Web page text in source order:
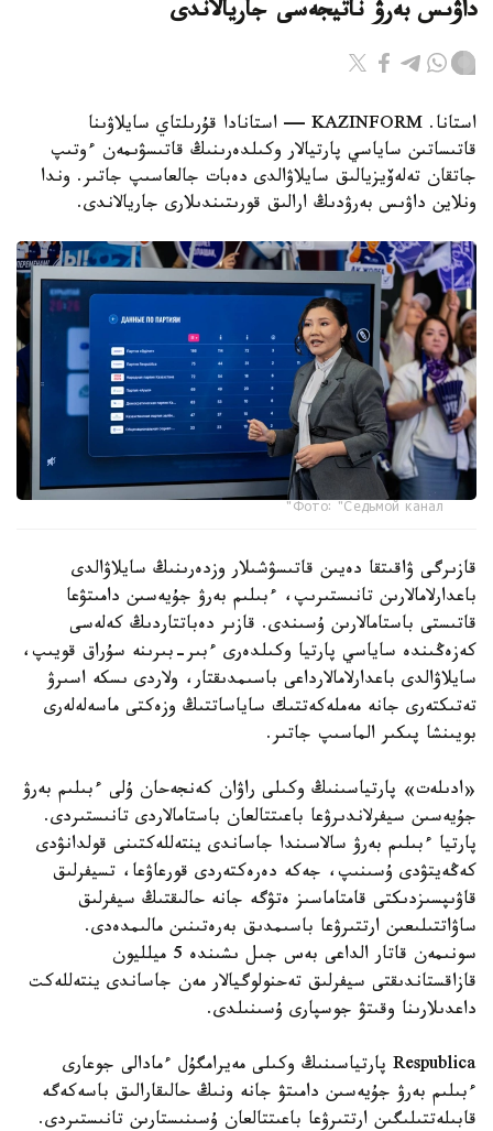
داۋىس بەرۋ ناتيجەسى جاريالاندى
استانا. KAZINFORM — استانادا قۇرىلتاي سايلاۋىنا
قاتىساتىن ساياسي پارتيالار وكىلدەرىنىڭ قاتىسۋىمەن ءوتىپ
جاتقان تەلەۆيزيالىق سايلاۋالدى دەبات جالعاسىپ جاتىر. وندا
ونلاين داۋىس بەرۋدىڭ ارالىق قورىتىندىلارى جاريالاندى.
Фото: "Седьмой канал"
قازىرگى ۋاقىتقا دەيىن قاتىسۋشىلار وزدەرىنىڭ سايلاۋالدى
باعدارلامالارىن تانىستىرىپ، ءبىلىم بەرۋ جۇيەسىن دامىتۋعا
قاتىستى باستامالارىن ۇسىندى. قازىر دەباتتاردىڭ كەلەسى
كەزەڭىندە ساياسي پارتيا وكىلدەرى ءبىر-بىرىنە سۇراق قويىپ،
سايلاۋالدى باعدارلامالارداعى باسىمدىقتار، ولاردى ىسكە اسىرۋ
تەتىكتەرى جانە مەملەكەتتىك ساياساتتىڭ وزەكتى ماسەلەلەرى
بويىنشا پىكىر الماسىپ جاتىر.
«ادىلەت» پارتياسىنىڭ وكىلى راۋان كەنجەحان ۇلى ءبىلىم بەرۋ
جۇيەسىن سيفرلاندىرۋعا باعىتتالعان باستامالاردى تانىستىردى.
پارتيا ءبىلىم بەرۋ سالاسىندا جاساندى ينتەللەكتىنى قولدانۋدى
كەڭەيتۋدى ۇسىنىپ، جەكە دەرەكتەردى قورعاۋعا، تسيفرلىق
قاۋىپسىزدىكتى قامتاماسىز ەتۋگە جانە حالىقتىڭ سيفرلىق
ساۋاتتىلىعىن ارتتىرۋعا باسىمدىق بەرەتىنىن مالىمدەدى.
سونىمەن قاتار الداعى بەس جىل ىشىندە 5 ميلليون
قازاقستاندىقتى سيفرلىق تەحنولوگيالار مەن جاساندى ينتەللەكت
داعدىلارىنا وقىتۋ جوسپارى ۇسىنىلدى.
Respublica پارتياسىنىڭ وكىلى مەيرامگۇل ءمادالى جوعارى
ءبىلىم بەرۋ جۇيەسىن دامىتۋ جانە ونىڭ حالىقارالىق باسەكەگە
قابىلەتتىلىگىن ارتتىرۋعا باعىتتالعان ۇسىنىستارىن تانىستىردى.